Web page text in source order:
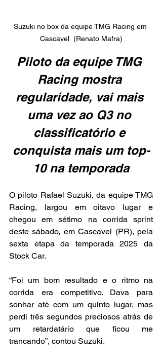
Suzuki no box da equipe TMG Racing em
Cascavel  (Renato Mafra)
Piloto da equipe TMG
Racing mostra
regularidade, vai mais
uma vez ao Q3 no
classificatório e
conquista mais um top-
10 na temporada
O piloto Rafael Suzuki, da equipe TMG
Racing, largou em oitavo lugar e
chegou em sétimo na corrida sprint
deste sábado, em Cascavel (PR), pela
sexta etapa da temporada 2025 da
Stock Car.
“Foi um bom resultado e o ritmo na
corrida era competitivo. Dava para
sonhar até com um quinto lugar, mas
perdi três segundos preciosos atrás de
um retardatário que ficou me
trancando”, contou Suzuki.